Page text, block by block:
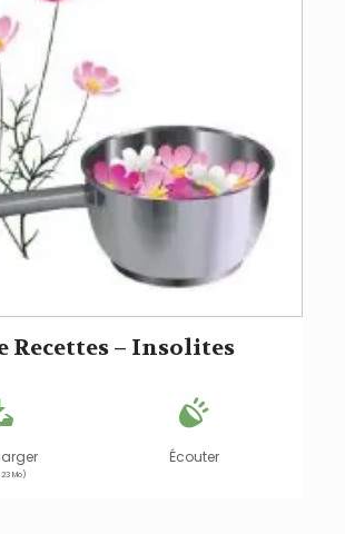
Recettes – Insolites
Mo)
Écouter